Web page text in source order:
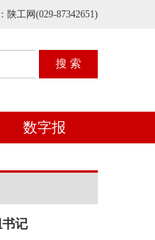
陕工网(029-87342651)
数字报
书记